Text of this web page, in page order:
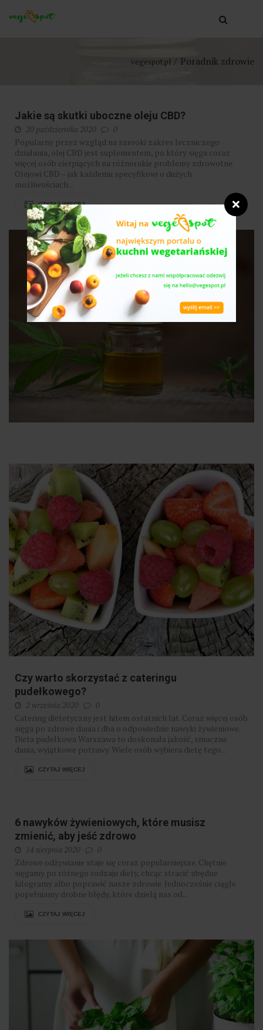
vegespot.pl Poradnik zdrowie
Jakie są skutki uboczne oleju CBD?
20 października 2020 0
Popularny przez wzgląd na szeroki zakres leczniczego
działania, olej CBD jest suplementem, po który sięga coraz
więcej osób cierpiących na różnorakie problemy zdrowotne.
Olejowi CBD – jak każdemu specyfikowi o dużych
możliwościach...
CZYTAJ WIĘCEJ
Czy warto skorzystać z cateringu
pudełkowego?
2 września 2020 0
​Catering dietetyczny jest hitem ostatnich lat. Coraz więcej osób
sięga po zdrowe dania i dba o odpowiednie nawyki żywieniowe.
Dieta pudełkowa Warszawa to doskonała jakość, smaczne
dania, wyjątkowe potrawy. Wiele osób wybiera dietę tego...
CZYTAJ WIĘCEJ
6 nawyków żywieniowych, które musisz
zmienić, aby jeść zdrowo
14 sierpnia 2020 0
​Zdrowe odżywianie staje się coraz popularniejsze. Chętnie
sięgamy po różnego rodzaju diety, chcąc stracić zbędne
kilogramy albo poprawić nasze zdrowie. Jednocześnie ciągle
popełniamy drobne błędy, które dzielą nas od...
CZYTAJ WIĘCEJ
❌